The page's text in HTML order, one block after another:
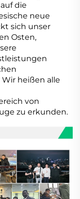
die
neue
sich unser
Osten,
heißen alle
von
zu erkunden.